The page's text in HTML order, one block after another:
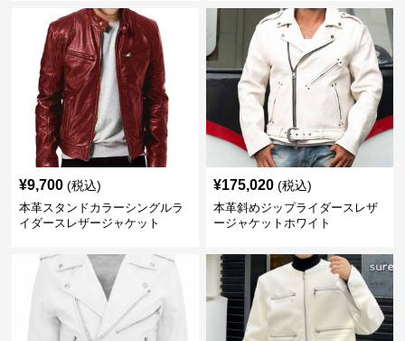
¥9,700 (税込)
本革スタンドカラーシングルラ
イダースレザージャケット
¥175,020 (税込)
本革斜めジップライダースレザ
ージャケットホワイト